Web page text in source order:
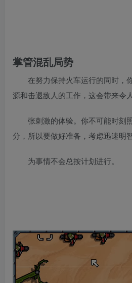
掌管混乱局势
在努力保持火车运行的同时，
源和击退敌人的工作，这会带来令
张刺激的体验。你不可能时刻
分，所以要做好准备，考虑迅速明
为事情不会总按计划进行。